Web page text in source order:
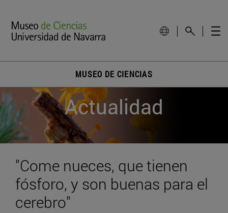
MUSEO DE CIENCIAS
Actualidad
"Come nueces, que tienen
fósforo, y son buenas para el
cerebro"